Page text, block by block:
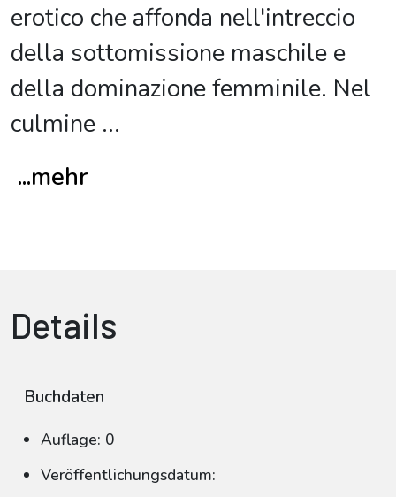
erotico che affonda nell'intreccio
della sottomissione maschile e
della dominazione femminile. Nel
culmine ...
...mehr
Details
Buchdaten
Auflage: 0
Veröffentlichungsdatum: